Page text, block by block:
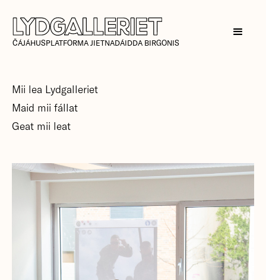
ČÁJÁHUSPLATFORMA JIETNADÁIDDA BIRGONIS
Mii lea Lydgalleriet
Maid mii fállat
Geat mii leat